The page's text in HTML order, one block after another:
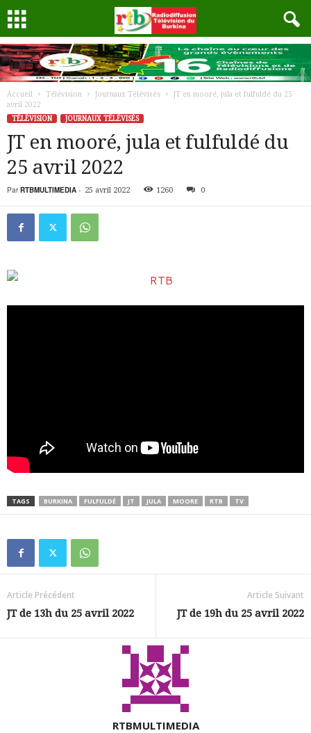
Accueil Télévision Journaux Télévisés
JT en mooré, jula et fulfuldé du 25
avril 2022
TÉLÉVISION
JOURNAUX TÉLÉVISÉS
JT en mooré, jula et fulfuldé du
25 avril 2022
Par RTBMULTIMEDIA - 25 avril 2022 1260 0
TAGS BURKINA FULFULDÉ JT JULA MOORE RTB TV
Article Précédent
JT de 13h du 25 avril 2022
Article Suivant
JT de 19h du 25 avril 2022
RTBMULTIMEDIA